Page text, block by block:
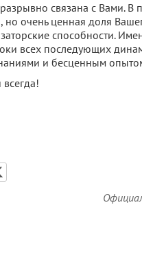
связана с Вами. В
но очень ценная доля
способности.
всех последующих
и бесценным